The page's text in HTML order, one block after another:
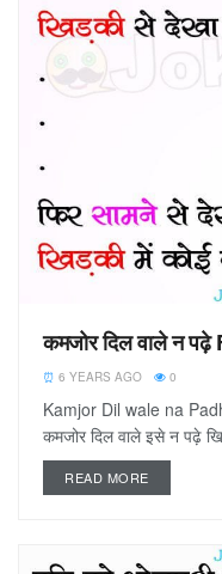
कमजोर दिल वाले न
6 YEARS AGO 0
Kamjor Dil wale na
कमजोर दिल वाले इसे न पढ़े
READ MORE